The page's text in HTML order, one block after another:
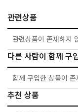
관련상품
관련상품이 존재하지
다른 사람이 함께 구
함께 구입한 상품이
추천 상품